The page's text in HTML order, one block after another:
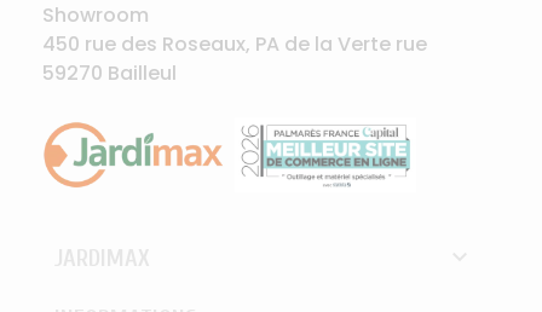
Showroom
450 rue des Roseaux, PA de la Verte rue
59270 Bailleul
